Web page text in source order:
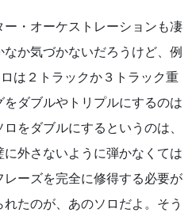
・オーケストレーションも凄
か気づかないだろうけど、例
は２トラックか３トラック重
ダブルやトリプルにするのは
をダブルにするというのは、
外さないように弾かなくては
ーズを完全に修得する必要が
たのが、あのソロだよ。そう